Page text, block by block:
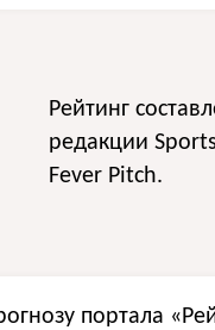
Рейтинг
редакции
Fever Pitch.
портала